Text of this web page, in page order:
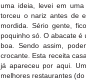
uma ideia, levei em
torceu o nariz antes de
mordida. Sério gente,
poquinho só. O abacate
boa. Sendo assim,
crocante. Esta receita
já apareceu por aqui.
melhores restaurantes (do